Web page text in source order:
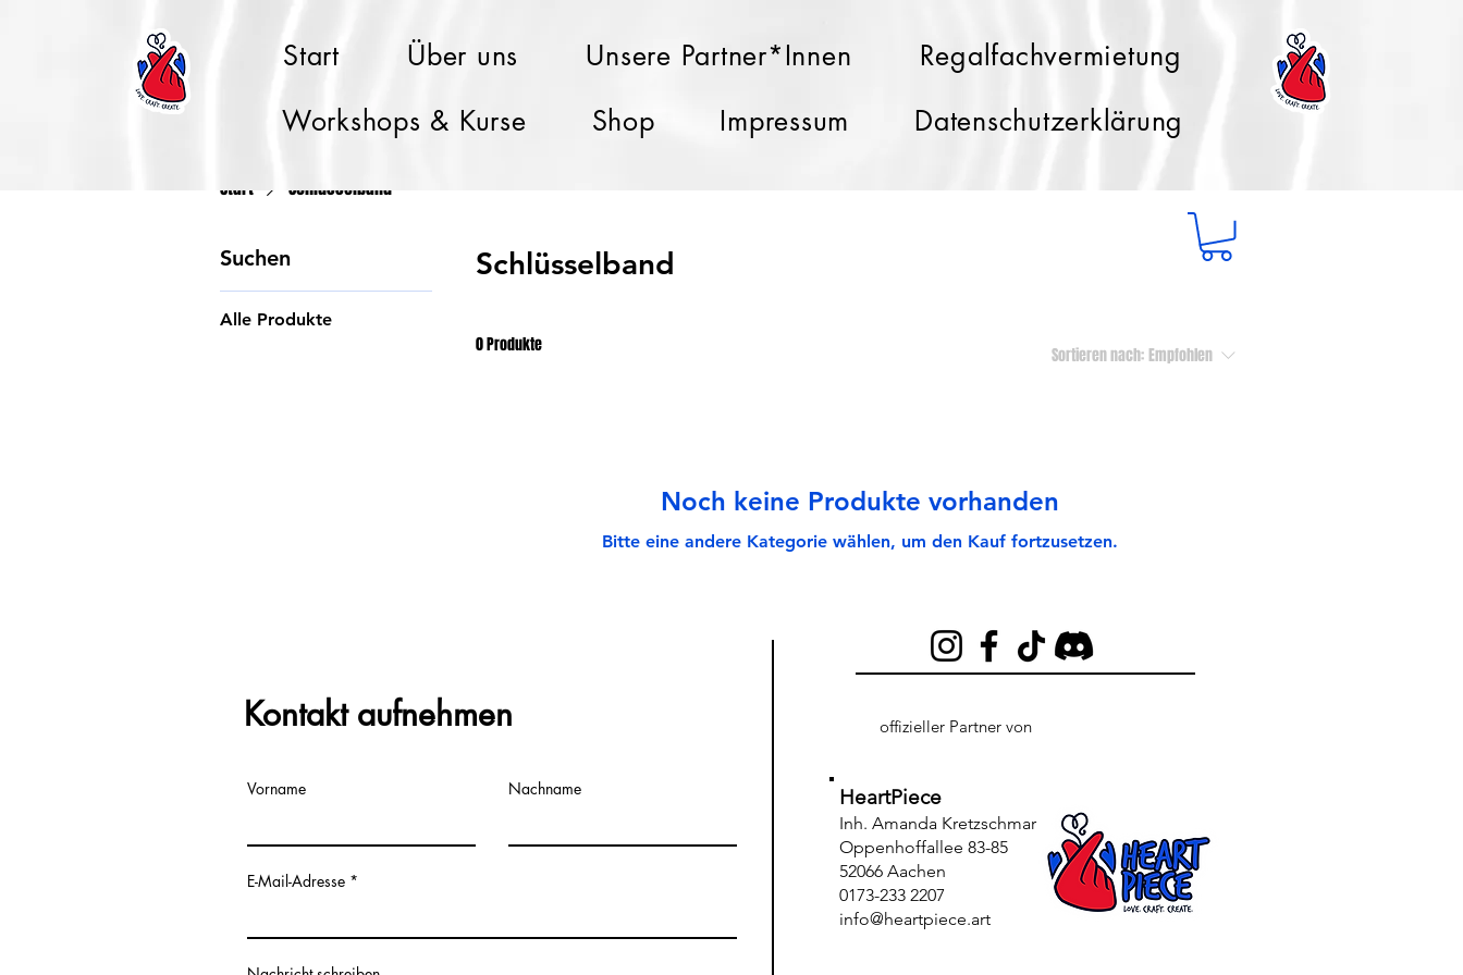
Start Über uns Unsere Partner*Innen
Regalfachvermietung
Workshops & Kurse
Shop Impressum Datenschutzerklärung
Start Schlüsselband
Suchen
Alle Produkte
Schlüsselband
0 Produkte Sortieren nach:Empfohlen
Noch keine Produkte vorhanden
Bitte eine andere Kategorie wählen, um den Kauf fortzusetzen.
Kontakt aufnehmen
Vorname Nachname
E-Mail-Adresse
offizieller Partner von
HeartPiece
Inh. Amanda Kretzschmar
Oppenhoffallee 83-85
52066 Aachen
0173-233 2207
info@heartpiece.art